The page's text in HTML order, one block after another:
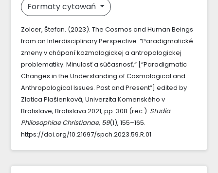
Formaty cytowań
Zolcer, Štefan. (2023). The Cosmos and Human Beings
from an Interdisciplinary Perspective. “Paradigmatické
zmeny v chápaní kozmologickej a antropologickej
problematiky. Minulosť a súčasnosť,” [“Paradigmatic
Changes in the Understanding of Cosmological and
Anthropological Issues. Past and Present”] edited by
Zlatica Plašienková, Univerzita Komenského v
Bratislave, Bratislava 2021, pp. 308 (rec.). Studia
Philosophiae Christianae, 59(1), 155–165.
https://doi.org/10.21697/spch.2023.59.R.01